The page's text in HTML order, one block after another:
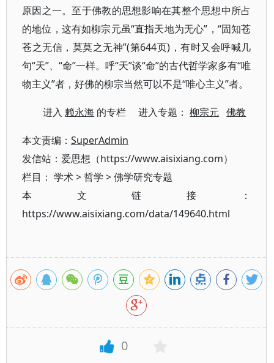
原因之一。至于佛教的思想影响在其整个思想中所占
的地位，这有如柳宗元虽“直指天地为无心”，“固知苍
苍之无信，莫莫之无神”(第644页)，有时又会呼喊几
句“天”、“命”一样。呼“天”谈“命”的古代哲学家多有“唯
物主义”者，好佛的柳宗当然可以不是“唯心主义”者。
进入赖永海 的专栏 进入专题：柳宗元 佛教
本文责编： SuperAdmin
发信站：爱思想（https://www.aisixiang.com）
栏目： 学术>哲学 >佛学研究专题
本文链接：
https://www.aisixiang.com/data/149640.html
0